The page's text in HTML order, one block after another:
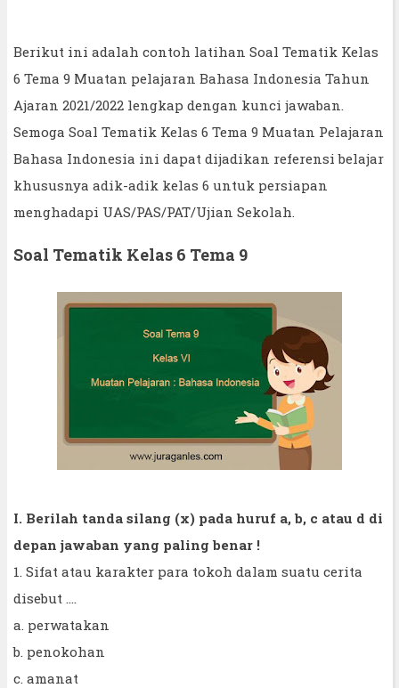
Berikut ini adalah contoh latihan Soal Tematik Kelas
6 Tema 9 Muatan pelajaran Bahasa Indonesia Tahun
Ajaran 2021/2022 lengkap dengan kunci jawaban.
Semoga Soal Tematik Kelas 6 Tema 9 Muatan Pelajaran
Bahasa Indonesia ini dapat dijadikan referensi belajar
khususnya adik-adik kelas 6 untuk persiapan
menghadapi UAS/PAS/PAT/Ujian Sekolah.
Soal Tematik Kelas 6 Tema 9
I. Berilah tanda silang (x) pada huruf a, b, c atau d di
depan jawaban yang paling benar !
1. Sifat atau karakter para tokoh dalam suatu cerita
disebut ....
a. perwatakan
b. penokohan
c. amanat